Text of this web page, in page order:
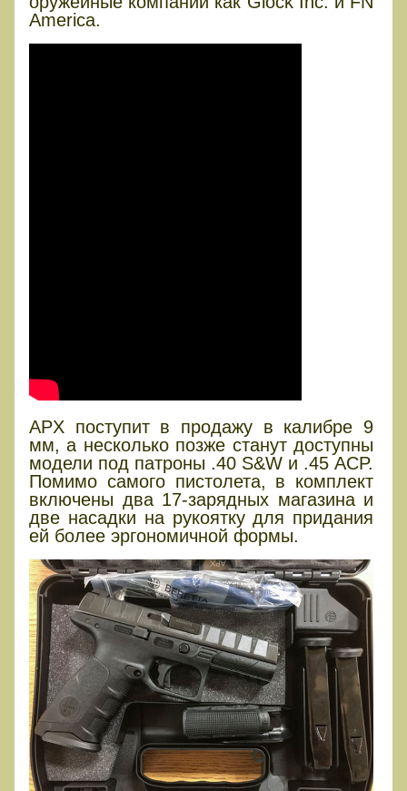
America.
APX поступит в продажу в калибре 9
мм, а несколько позже станут доступны
модели под патроны .40 S&W и .45 ACP.
Помимо самого пистолета, в комплект
включены два 17-зарядных магазина и
две насадки на рукоятку для придания
ей более эргономичной формы.